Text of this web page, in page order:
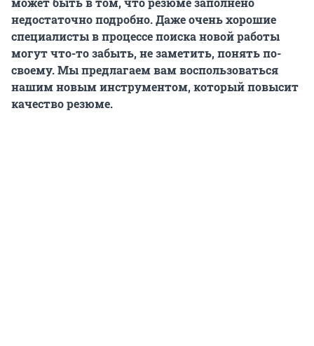
недостаточно подробно. Даже очень хорошие
специалисты в процессе поиска новой работы
могут что-то забыть, не заметить, понять по-
своему. Мы предлагаем вам воспользоваться
нашим новым инструментом, который повысит
качество резюме.